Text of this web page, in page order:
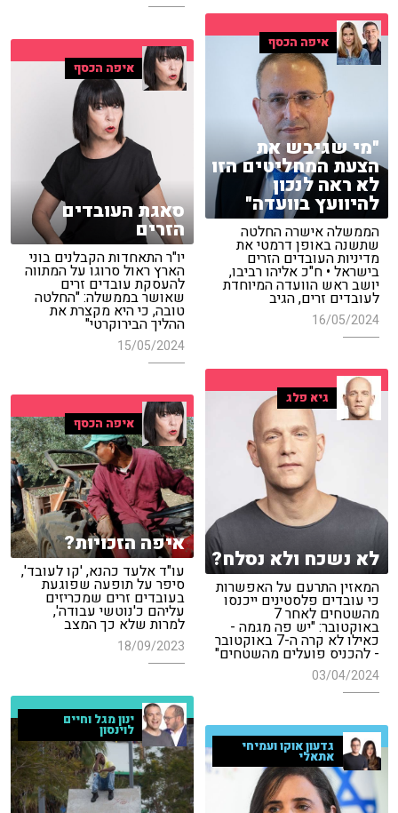
איפה הכסף
"מי שגיבש את
הצעת המחליטים הזו
לא ראה לנכון
להיוועץ בוועדה"
הממשלה אישרה החלטה
שתשנה באופן דרמטי את
מדיניות העובדים הזרים
בישראל • ח"כ אליהו רביבו,
יושב ראש הוועדה המיוחדת
לעובדים זרים, הגיב
16/05/2024
איפה הכסף
סאגת העובדים
הזרים
יו"ר התאחדות הקבלנים בוני
הארץ ראול סרוגו על המתווה
להעסקת עובדים זרים
שאושר בממשלה: "החלטה
טובה, כי היא מקצרת את
ההליך הבירוקרטי"
15/05/2024
גיא פלג
לא נשכח ולא נסלח?
המאזין התרעם על האפשרות
כי עובדים פלסטינים ייכנסו
מהשטחים לאחר 7
באוקטובר: "יש פה מגמה -
כאילו לא קרה ה-7 באוקטובר
- להכניס פועלים מהשטחים"
03/04/2024
איפה הכסף
איפה הזכויות?
עו"ד אלעד כהנא, 'קו לעובד',
סיפר על תופעה שפוגעת
בעובדים זרים שמכריזים
עליהם כ'נוטשי עבודה',
למרות שלא כך המצב
18/09/2023
ינון מגל וחיים
לוינסון
גדעון אוקו ועמיחי
אתאלי